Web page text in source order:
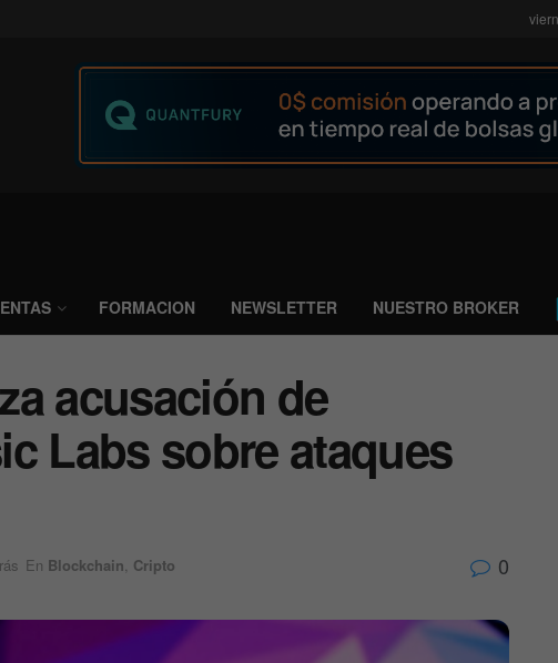
FORMACION NEWSLETTER NUESTRO BROKER
acusación de
Labs sobre ataques
En Blockchain Cripto 0